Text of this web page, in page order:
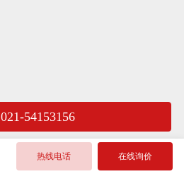
021-54153156
热线电话 在线询价